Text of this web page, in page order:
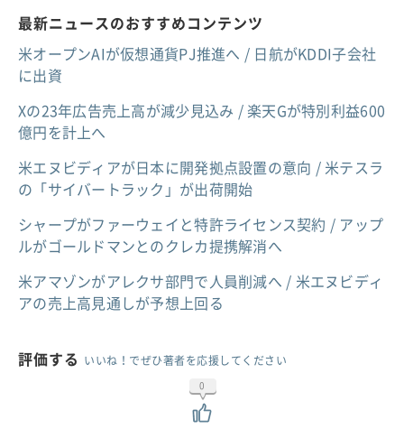
最新ニュースのおすすめコンテンツ
米オープンAIが仮想通貨PJ推進へ / 日航がKDDI子会社
に出資
Xの23年広告売上高が減少見込み / 楽天Gが特別利益600
億円を計上へ
米エヌビディアが日本に開発拠点設置の意向 / 米テスラ
の「サイバートラック」が出荷開始
シャープがファーウェイと特許ライセンス契約 / アップ
ルがゴールドマンとのクレカ提携解消へ
米アマゾンがアレクサ部門で人員削減へ / 米エヌビディ
アの売上高見通しが予想上回る
評価する いいね！でぜひ著者を応援してください
0